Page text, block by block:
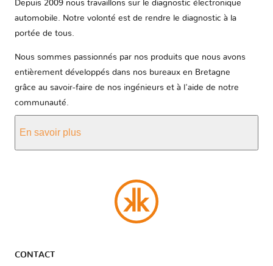
Depuis 2009 nous travaillons sur le diagnostic électronique
automobile. Notre volonté est de rendre le diagnostic à la
portée de tous.
Nous sommes passionnés par nos produits que nous avons
entièrement développés dans nos bureaux en Bretagne
grâce au savoir-faire de nos ingénieurs et à l'aide de notre
communauté.
En savoir plus
CONTACT